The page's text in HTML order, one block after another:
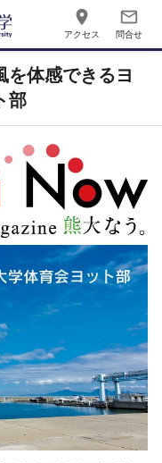
place
アクセス
mail_outline
問合せ
を体感できるヨ
部